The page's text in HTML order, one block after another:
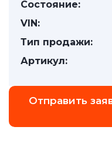
Состояние:
VIN:
Тип продажи:
Артикул:
Отправить